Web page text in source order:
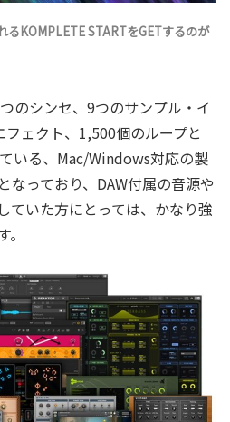
るKOMPLETE STARTをGETするのが
のシンセ、9つのサンプル・イ
ェクト、1,500個のループと
いる、Mac/Windows対応の製
なっており、DAW付属の音源や
ていた方にとっては、かなり強